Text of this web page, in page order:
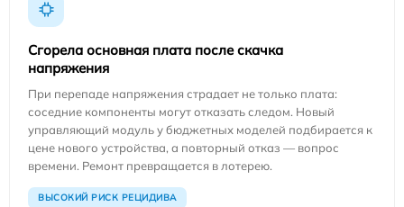
Сгорела основная плата после скачка
напряжения
При перепаде напряжения страдает не только плата:
соседние компоненты могут отказать следом. Новый
управляющий модуль у бюджетных моделей подбирается к
цене нового устройства, а повторный отказ — вопрос
времени. Ремонт превращается в лотерею.
ВЫСОКИЙ РИСК РЕЦИДИВА